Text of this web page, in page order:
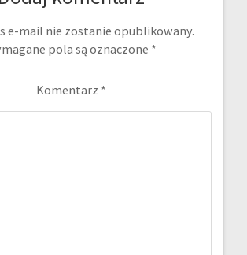
e-mail nie zostanie opublikowany.
pola są oznaczone *
Komentarz *